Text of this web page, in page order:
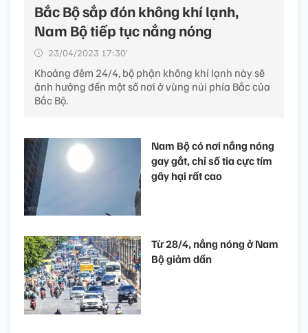
Bắc Bộ sắp đón không khí lạnh,
Nam Bộ tiếp tục nắng nóng
23/04/2023 17:30’
Khoảng đêm 24/4, bộ phận không khí lạnh này sẽ
ảnh hưởng đến một số nơi ở vùng núi phía Bắc của
Bắc Bộ.
Nam Bộ có nơi nắng nóng
gay gắt, chỉ số tia cực tím
gây hại rất cao
Từ 28/4, nắng nóng ở Nam
Bộ giảm dần